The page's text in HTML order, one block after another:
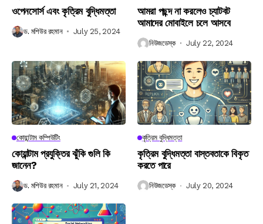
ওপেনসোর্স এবং কৃত্রিম বুদ্ধিমত্তা
ড. মশিউর রহমান July 25, 2024
আমরা পছন্দ না করলেও চ্যাটবট
আমাদের মোবাইলে চলে আসবে
নিউজডেস্ক July 22, 2024
কোয়ান্টাম কম্পিউটিং
কোয়ান্টাম প্রযুক্তির ঝুঁকি গুলি কি
জানেন?
ড. মশিউর রহমান July 21, 2024
কৃত্রিম বুদ্ধিমত্তা
কৃত্রিম বুদ্ধিমত্তা বাস্তবতাকে বিকৃত
করতে পারে
নিউজডেস্ক July 20, 2024